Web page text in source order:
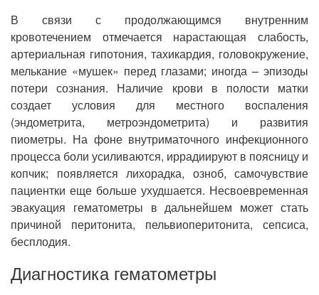
В связи с продолжающимся внутренним
кровотечением отмечается нарастающая слабость,
артериальная гипотония, тахикардия, головокружение,
мелькание «мушек» перед глазами; иногда – эпизоды
потери сознания. Наличие крови в полости матки
создает условия для местного воспаления
(эндометрита, метроэндометрита) и развития
пиометры. На фоне внутриматочного инфекционного
процесса боли усиливаются, иррадиируют в поясницу и
копчик; появляется лихорадка, озноб, самочувствие
пациентки еще больше ухудшается. Несвоевременная
эвакуация гематометры в дальнейшем может стать
причиной перитонита, пельвиоперитонита, сепсиса,
бесплодия.
Диагностика гематометры